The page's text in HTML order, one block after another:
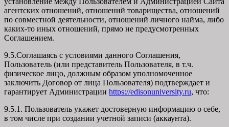
агентских отношений, отношений товарищества, отношений
по совместной деятельности, отношений личного найма, либо
каких-то иных отношений, прямо не предусмотренных
Соглашением.
9.5.Соглашаясь с условиями данного Соглашения,
Пользователь (или представитель Пользователя, в т.ч.
физическое лицо, должным образом уполномоченное
заключить Договор от лица Пользователя) подтверждает и
гарантирует Администрации https://edisonuniversity.ru, что:
9.5.1. Пользователь укажет достоверную информацию о себе,
в том числе при создании учетной записи (аккаунта).